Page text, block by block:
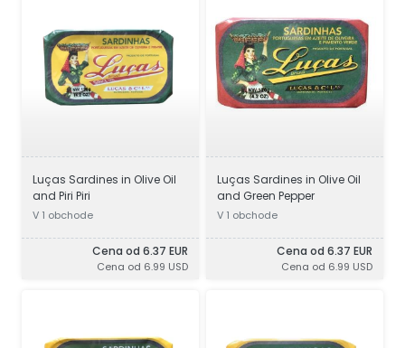
Luças Sardines in Olive Oil
and Piri Piri
V 1 obchode
Cena od 6.37 EUR
Cena od 6.99 USD
Luças Sardines in Olive Oil
and Green Pepper
V 1 obchode
Cena od 6.37 EUR
Cena od 6.99 USD